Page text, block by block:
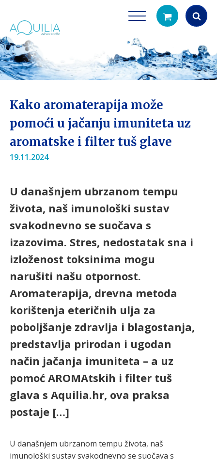
search
Kako aromaterapija može
pomoći u jačanju imuniteta uz
aromatske i filter tuš glave
19.11.2024
U današnjem ubrzanom tempu
života, naš imunološki sustav
svakodnevno se suočava s
izazovima. Stres, nedostatak sna i
izloženost toksinima mogu
narušiti našu otpornost.
Aromaterapija, drevna metoda
korištenja eteričnih ulja za
poboljšanje zdravlja i blagostanja,
predstavlja prirodan i ugodan
način jačanja imuniteta – a uz
pomoć AROMAtskih i filter tuš
glava s Aquilia.hr, ova praksa
postaje […]
U današnjem ubrzanom tempu života, naš
imunološki sustav svakodnevno se suočava s
Tuš glave